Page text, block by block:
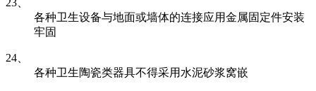
各种卫生设备与地面或墙体的连接应用金属固定件安装
牢固
24、
各种卫生陶瓷类器具不得采用水泥砂浆窝嵌